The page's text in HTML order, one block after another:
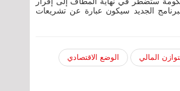
الجديد سيكون عبارة عن تشريعات
المالي الوضع الاقتصادي